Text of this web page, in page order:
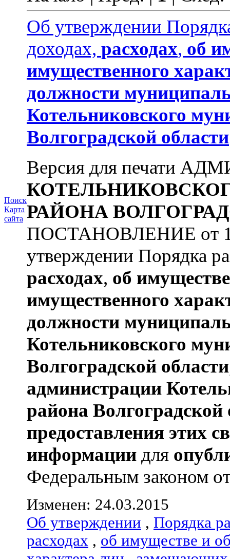
Поиск
Карта
сайта
Об утверждении
доходах, расходах, об
имущественного
должности
Котельниковского
Волгоградской области
Версия для печати
РАЙОНА
ПОСТАНОВЛЕНИЕ от
утверждении Порядка
расходах, об
имущественного
должности
Котельниковского
Волгоградской области
администрации
района Волгоградской
предоставления этих
информации для
Федеральным законом
Изменен: 24.03.2015
Об утверждении , Порядка
расходах , об имуществе и